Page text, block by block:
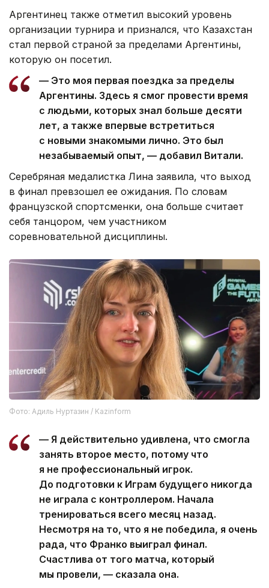
Аргентинец также отметил высокий уровень
организации турнира и признался, что Казахстан
стал первой страной за пределами Аргентины,
которую он посетил.
— Это моя первая поездка за пределы
Аргентины. Здесь я смог провести время
с людьми, которых знал больше десяти
лет, а также впервые встретиться
с новыми знакомыми лично. Это был
незабываемый опыт, — добавил Витали.
Серебряная медалистка Лина заявила, что выход
в финал превзошел ее ожидания. По словам
французской спортсменки, она больше считает
себя танцором, чем участником
соревновательной дисциплины.
Фото: Адиль Нуртазин / Kazinform
— Я действительно удивлена, что смогла
занять второе место, потому что
я не профессиональный игрок.
До подготовки к Играм будущего никогда
не играла с контроллером. Начала
тренироваться всего месяц назад.
Несмотря на то, что я не победила, я очень
рада, что Франко выиграл финал.
Счастлива от того матча, который
мы провели, — сказала она.